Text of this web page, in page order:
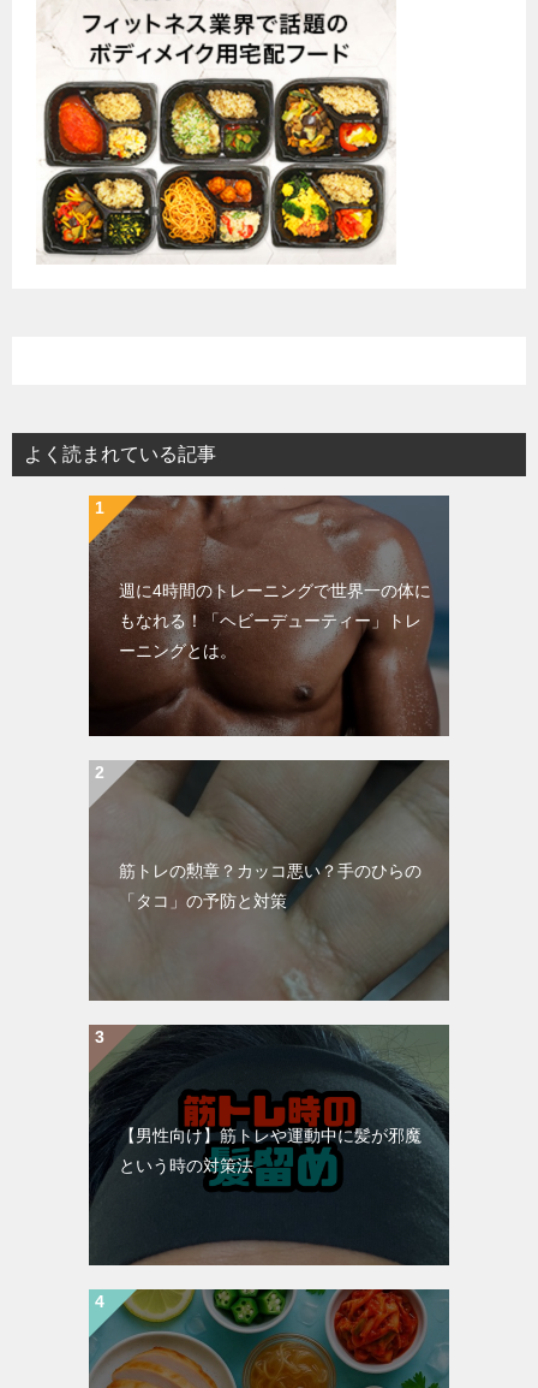
よく読まれている記事
週に4時間のトレーニングで世界一の体に
もなれる！「ヘビーデューティー」トレ
ーニングとは。
筋トレの勲章？カッコ悪い？手のひらの
「タコ」の予防と対策
【男性向け】筋トレや運動中に髪が邪魔
という時の対策法